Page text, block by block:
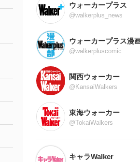
ウォーカープラス
@walkerplus_news
ウォーカープラス漫
@walkerpluscomic
関西ウォーカー
@KansaiWalkers
東海ウォーカー
@TokaiWalkers
キャラWalker